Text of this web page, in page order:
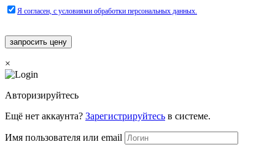
Я согласен, с условиями обработки персональных данных.
×
Авторизируйтесь
Ещё нет аккаунта? Зарегистрируйтесь в системе.
Имя пользователя или email